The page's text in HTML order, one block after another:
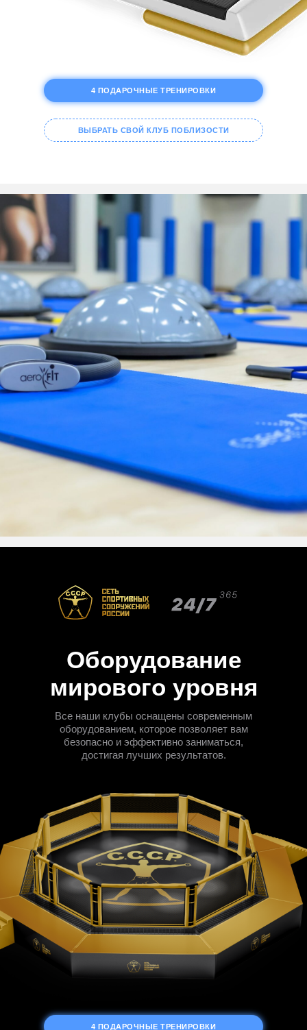
4 ПОДАРОЧНЫЕ ТРЕНИРОВКИ
ВЫБРАТЬ СВОЙ КЛУБ ПОБЛИЗОСТИ
Оборудование
мирового уровня
Все наши клубы оснащены современным
оборудованием, которое позволяет вам
безопасно и эффективно заниматься,
достигая лучших результатов.
4 ПОДАРОЧНЫЕ ТРЕНИРОВКИ